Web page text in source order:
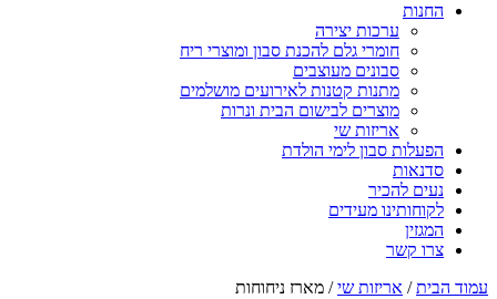
החנות
ערכות יצירה
חומרי גלם להכנת סבון ומוצרי ריח
סבונים מעוצבים
מתנות קטנות לאירועים מושלמים
מוצרים לבישום הבית ונרות
אריזות שי
הפעלות סבון לימי הולדת
סדנאות
נעים להכיר
לקוחותינו מעידים
המגזין
צרו קשר
עמוד הבית/ אריזות שי/ מארז ניחוחות